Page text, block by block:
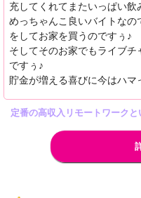
充してくれてまたいっぱい
めっちゃんこ良いバイトな
をしてお家を買うのですぅ♪
そしてそのお家でもライブ
ですぅ♪
貯金が増える喜びに今はハマ
定番の高収入リモートワークと